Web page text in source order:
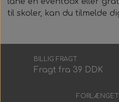
Hele
Foto &
Alt Det
til skoler, kan du tilmelde
BILLIG FRAGT
Fragt fra 39 DDK
FORLÆNGET